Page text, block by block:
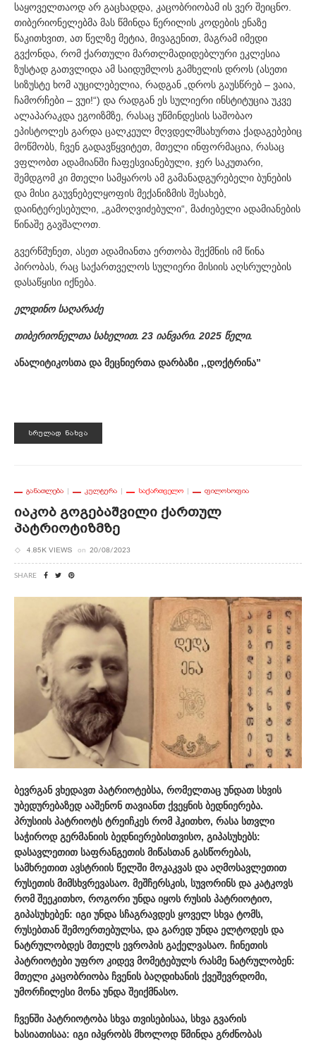
საყოველთაოდ არ გაცხადდა, კაცობრიობამ ის ვერ შეიცნო.
თიბერიონელებმა მას წმინდა წერილის კოდების ენაზე
წაკითხვით, ათ წელზე მეტია, მივაგენით, მაგრამ იმედი
გვქონდა, რომ ქართული მართლმადიდებლური ეკლესია
ზუსტად გათვლიდა ამ საიდუმლოს გამხელის დროს (ასეთი
სიზუსტე ხომ აუცილებელია, რადგან „დროს გაუსწრებ – ვაია,
ჩამორჩები – ვუი!“) და რადგან ეს სულიერი ინსტიტუცია უკვე
ალაპარაკდა ეგოიზმზე, რასაც უწმინდესის საშობაო
ეპისტოლეს გარდა ცალკეულ მღვდელმსახურთა ქადაგებებიც
მოწმობს, ჩვენ გადავწყვიტეთ, მთელი ინფორმაცია, რასაც
ვფლობთ ადამიანში ჩაფესვიანებული, ჯერ საკუთარი,
შემდგომ კი მთელი სამყაროს ამ გამანადგურებელი ბუნების
და მისი გაუვნებელყოფის მექანიზმის შესახებ,
დაინტერესებული, „გამოღვიძებული“, მაძიებელი ადამიანების
წინაშე გავშალოთ.
გვერწმუნეთ, ასეთ ადამიანთა ერთობა შექმნის იმ წინა
პირობას, რაც საქართველოს სულიერი მისიის აღსრულების
დასაწყისი იქნება.
ელდინო საღარაძე
თიბერიონელთა სახელით. 23 იანვარი. 2025 წელი.
ანალიტიკოსთა და მეცნიერთა დარბაზი ,,დოქტრინა”
ᲡᲠᲣᲚᲐᲓ ᲜᲐᲮᲕᲐ
ᲒᲐᲜᲐᲗᲚᲔᲑᲐ ᲙᲣᲚᲢᲣᲠᲐ ᲡᲐᲥᲐᲠᲗᲕᲔᲚᲝ ᲤᲘᲚᲝᲡᲝᲤᲘᲐ
Იაკობ Გოგებაშვილი Ქართულ
Პატრიოტიზმზე
4.85K VIEWS on 20/08/2023
SHARE
ბევრგან ვხედავთ პატრიოტებსა, რომელთაც უნდათ სხვის
უბედურებაზედ ააშენონ თავიანთ ქვეყნის ბედნიერება.
პრუსიის პატრიოტს ტრეიჩკეს რომ ჰკითხო, რასა სთვლი
საჭიროდ გერმანიის ბედნიერებისთვისო, გიპასუხებს:
დასავლეთით საფრანგეთის მიწასთან გასწორებას,
სამხრეთით ავსტრიის წელში მოკაკვას და აღმოსავლეთით
რუსეთის მიმსხვრევასაო. მეშჩერსკის, სუვორინს და კატკოვს
რომ შეეკითხო, როგორი უნდა იყოს რუსის პატრიოტიო,
გიპასუხებენ: იგი უნდა სჩაგრავდეს ყოველ სხვა ტომს,
რუსებთან შემოერთებულსა, და გარედ უნდა ელტოდეს და
ნატრულობდეს მთელს ევროპის გაქელვასაო. ჩინეთის
პატრიოტები უფრო კიდევ მომეტებულს რასმე ნატრულობენ:
მთელი კაცობრიობა ჩვენის ბაღდიხანის ქვეშევრდომი,
უმორჩილესი მონა უნდა შეიქმნასო.
ჩვენში პატრიოტობა სხვა თვისებისაა, სხვა გვარის
ხასიათისაა: იგი იპყრობს მხოლოდ წმინდა გრძნობას